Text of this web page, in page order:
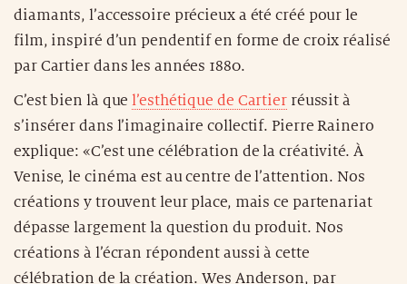
diamants, l’accessoire précieux a été créé pour le
film, inspiré d’un pendentif en forme de croix réalisé
par Cartier dans les années 1880.
C’est bien là quel’esthétique de Cartierréussit à
s’insérer dans l’imaginaire collectif. Pierre Rainero
explique: «C’est une célébration de la créativité. À
Venise, le cinéma est au centre de l’attention. Nos
créations y trouvent leur place, mais ce partenariat
dépasse largement la question du produit. Nos
créations à l’écran répondent aussi à cette
célébration de la création. Wes Anderson, par